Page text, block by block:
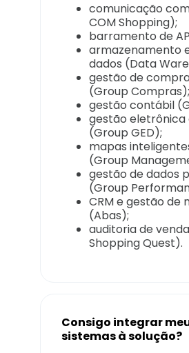
comunicação
COM Shopping);
barramento de
armazenamento
dados (Data
gestão de
(Group Compras);
gestão contábil
gestão eletrônica
(Group GED);
mapas
(Group
gestão de dados
(Group
CRM e gestão de
(Abas);
auditoria de
Shopping Quest).
Consigo integrar
sistemas à solução?